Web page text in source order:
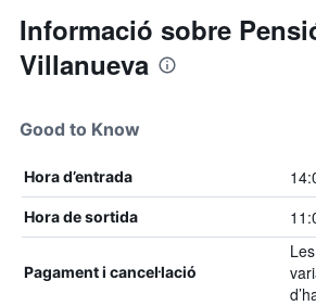
Informació sobre
Villanueva
Good to Know
Hora d’entrada
Hora de sortida
Pagament i cancel·lació